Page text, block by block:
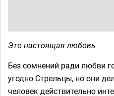
Это настоящая любовь
Без сомнений ради любви
угодно Стрельцы, но они
человек действительно